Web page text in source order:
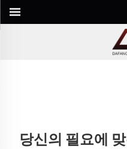
당신의 필요에